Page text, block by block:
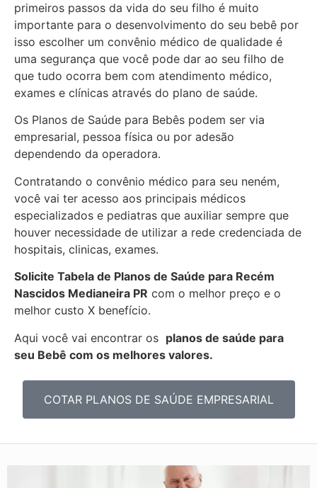
primeiros passos da vida do seu filho é muito
importante para o desenvolvimento do seu bebê por
isso escolher um convênio médico de qualidade é
uma segurança que você pode dar ao seu filho de
que tudo ocorra bem com atendimento médico,
exames e clínicas através do plano de saúde.
Os Planos de Saúde para Bebês podem ser via
empresarial, pessoa física ou por adesão
dependendo da operadora.
Contratando o convênio médico para seu neném,
você vai ter acesso aos principais médicos
especializados e pediatras que auxiliar sempre que
houver necessidade de utilizar a rede credenciada de
hospitais, clinicas, exames.
Solicite Tabela de Planos de Saúde para Recém
Nascidos Medianeira PR com o melhor preço e o
melhor custo X benefício.
Aqui você vai encontrar os planos de saúde para
seu Bebê com os melhores valores.
COTAR PLANOS DE SAÚDE EMPRESARIAL